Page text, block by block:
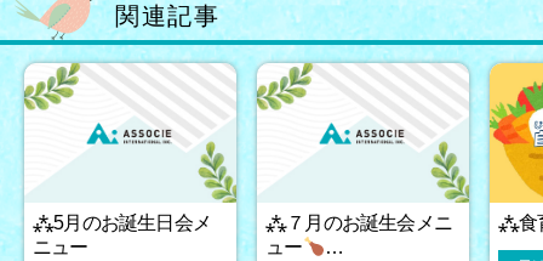
関連記事
⁂5月のお誕生日会メ
ニュー
⁂７月のお誕生会メニ
ュー
…
⁂食